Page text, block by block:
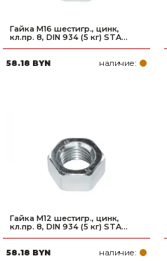
Гайка М16 шестигр., цинк,
кл.пр. 8, DIN 934 (5 кг) STA...
58.18 BYN наличие:
Гайка М12 шестигр., цинк,
кл.пр. 8, DIN 934 (5 кг) STA...
58.18 BYN наличие: